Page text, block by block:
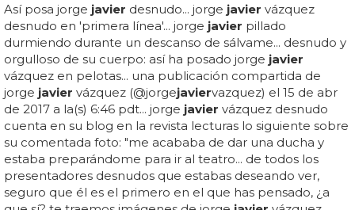
Así posa jorge javier desnudo... jorge javier vázquez
desnudo en 'primera línea'... jorge javier pillado
durmiendo durante un descanso de sálvame... desnudo y
orgulloso de su cuerpo: así ha posado jorge javier
vázquez en pelotas... una publicación compartida de
jorge javier vázquez (@jorgejaviervazquez) el 15 de abr
de 2017 a la(s) 6:46 pdt... jorge javier vázquez desnudo
cuenta en su blog en la revista lecturas lo siguiente sobre
su comentada foto: "me acababa de dar una ducha y
estaba preparándome para ir al teatro... de todos los
presentadores desnudos que estabas deseando ver,
seguro que él es el primero en el que has pensado, ¿a